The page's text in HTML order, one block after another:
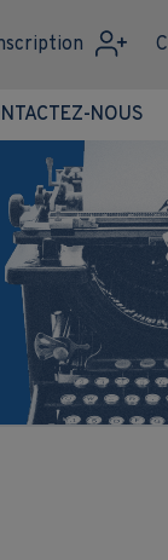
NOUS